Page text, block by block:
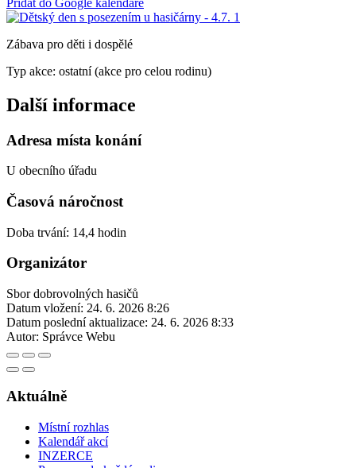
Zábava pro děti i dospělé
Typ akce: ostatní (akce pro celou rodinu)
Další informace
Adresa místa konání
U obecního úřadu
Časová náročnost
Doba trvání: 14,4 hodin
Organizátor
Sbor dobrovolných hasičů
Datum vložení: 24. 6. 2026 8:26
Datum poslední aktualizace: 24. 6. 2026 8:33
Autor: Správce Webu
Aktuálně
Místní rozhlas
Kalendář akcí
INZERCE